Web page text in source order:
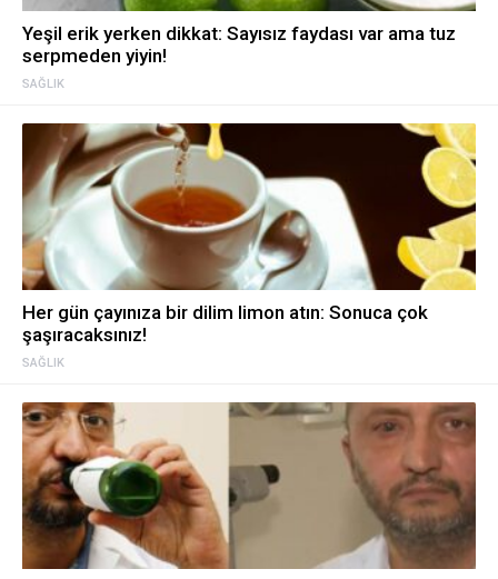
SAĞLIK
Yeşil erik yerken dikkat: Sayısız faydası var ama tuz
serpmeden yiyin!
SAĞLIK
Her gün çayınıza bir dilim limon atın: Sonuca çok
şaşıracaksınız!